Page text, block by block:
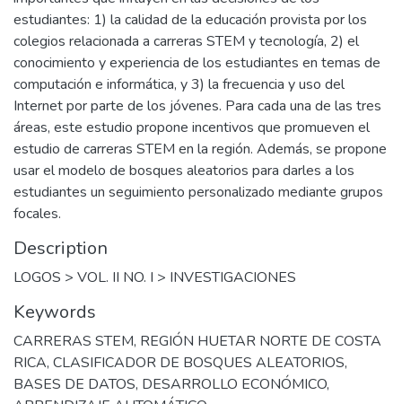
estudiantes: 1) la calidad de la educación provista por los
colegios relacionada a carreras STEM y tecnología, 2) el
conocimiento y experiencia de los estudiantes en temas de
computación e informática, y 3) la frecuencia y uso del
Internet por parte de los jóvenes. Para cada una de las tres
áreas, este estudio propone incentivos que promueven el
estudio de carreras STEM en la región. Además, se propone
usar el modelo de bosques aleatorios para darles a los
estudiantes un seguimiento personalizado mediante grupos
focales.
Description
LOGOS > VOL. II NO. I > INVESTIGACIONES
Keywords
CARRERAS STEM, REGIÓN HUETAR NORTE DE COSTA
RICA, CLASIFICADOR DE BOSQUES ALEATORIOS,
BASES DE DATOS, DESARROLLO ECONÓMICO,